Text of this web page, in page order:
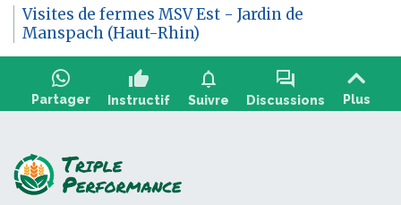
Visites de fermes MSV Est - Jardin de
Manspach (Haut-Rhin)
Partager
thumb_up
Instructif
notifications
Suivre
forum
Discussions Plus